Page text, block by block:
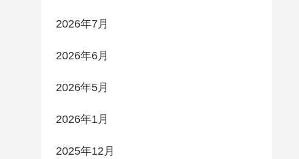
2026年7月
2026年6月
2026年5月
2026年1月
2025年12月